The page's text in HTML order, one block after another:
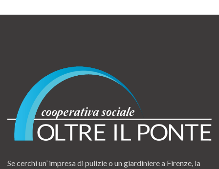
Se cerchi un’ impresa di pulizie o un giardiniere a Firenze, la